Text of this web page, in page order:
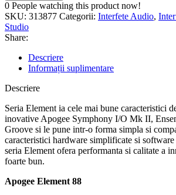
0 People watching this product now!
SKU: 313877 Categorii: Interfete Audio,
Studio
Share:
Descriere
Informații suplimentare
Descriere
Seria Element ia cele mai bune caracteristici
inovative Apogee Symphony I/O Mk II,
Groove si le pune intr-o forma simpla si
caracteristici hardware simplificate si
seria Element ofera performanta si calitate a
foarte bun.
Apogee Element 88